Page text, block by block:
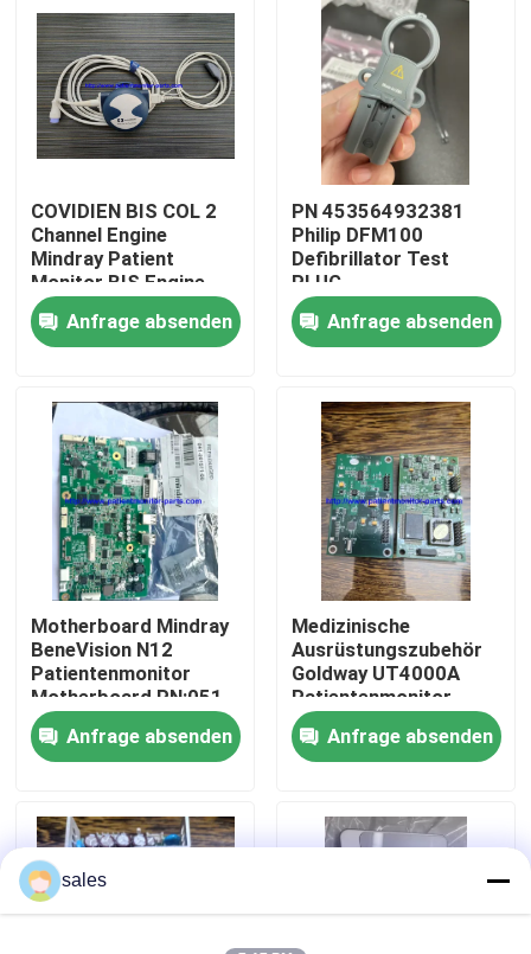
Zu Hause
Produkte
Videos
Über uns
Werksbesichtigung
Qualitätskontrolle
Kontakt mit uns
Teile für Patientenmonitore
COVIDIEN BIS COL 2
Channel Engine
Mindray Patient
Monitor BIS Engine,
BIS Konverter, BIS
Prozessor
Anfrage absenden
PN 453564932381
Philip DFM100
Defibrillator Test
PLUG
REF:989803171271
Anfrage absenden
Motherboard Mindray
BeneVision N12
Patientenmonitor
Motherboard PN:051-
002717-00
Anfrage absenden
Medizinische
Ausrüstungszubehör
Goldway UT4000A
Patientenmonitor
Blutsauerstoffplatine
Anfrage absenden
sales